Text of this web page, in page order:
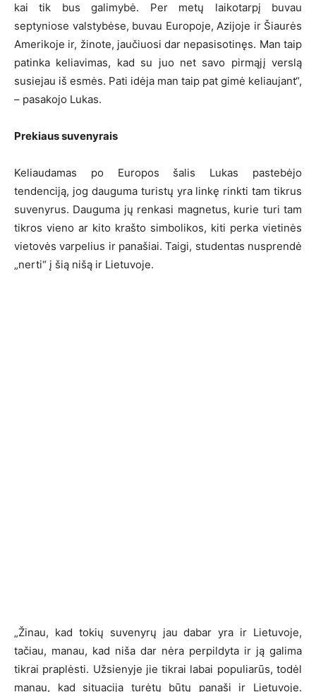
kai tik bus galimybė. Per metų laikotarpį buvau
septyniose valstybėse, buvau Europoje, Azijoje ir Šiaurės
Amerikoje ir, žinote, jaučiuosi dar nepasisotinęs. Man taip
patinka keliavimas, kad su juo net savo pirmąjį verslą
susiejau iš esmės. Pati idėja man taip pat gimė keliaujant“,
– pasakojo Lukas.
Prekiaus suvenyrais
Keliaudamas po Europos šalis Lukas pastebėjo
tendenciją, jog dauguma turistų yra linkę rinkti tam tikrus
suvenyrus. Dauguma jų renkasi magnetus, kurie turi tam
tikros vieno ar kito krašto simbolikos, kiti perka vietinės
vietovės varpelius ir panašiai. Taigi, studentas nusprendė
„nerti“ į šią nišą ir Lietuvoje.
„Žinau, kad tokių suvenyrų jau dabar yra ir Lietuvoje,
tačiau, manau, kad niša dar nėra perpildyta ir ją galima
tikrai praplėsti. Užsienyje jie tikrai labai populiarūs, todėl
manau, kad situacija turėtų būtų panaši ir Lietuvoje.